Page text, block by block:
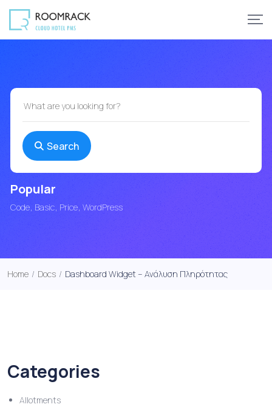
Search
Popular
Code Basic Price WordPress
Home / Docs / Dashboard Widget – Ανάλυση Πληρότητας
Categories
Allotments